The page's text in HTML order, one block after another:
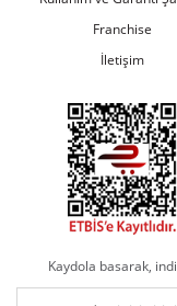
Franchise
İletişim
Kaydola basarak,